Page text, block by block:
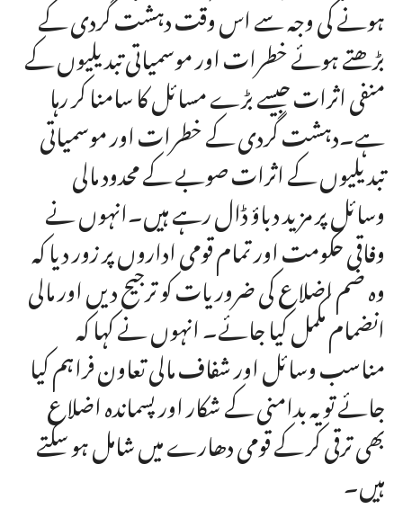
ہونے کی وجہ سے اس وقت دہشت گردی کے
بڑھتے ہوئے خطرات اور موسمیاتی تبدیلیوں کے
منفی اثرات جیسے بڑے مسائل کا سامنا کر رہا
ہے۔دہشت گردی کے خطرات اور موسمیاتی
تبدیلیوں کے اثرات صوبے کے محدود مالی
وسائل پر مزید دباؤ ڈال رہے ہیں۔انہوں نے
وفاقی حکومت اور تمام قومی اداروں پر زور دیا کہ
وہ ضم اضلاع کی ضروریات کو ترجیح دیں اور مالی
انضمام مکمل کیا جائے۔ انہوں نے کہا کہ
مناسب وسائل اور شفاف مالی تعاون فراہم کیا
جائے تو یہ بدامنی کے شکار اور پسماندہ اضلاع
بھی ترقی کر کے قومی دھارے میں شامل ہو سکتے
ہیں۔